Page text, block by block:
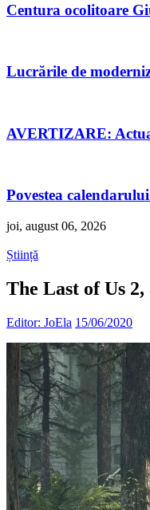
Centura ocolitoare
Lucrările de
AVERTIZARE:
Povestea
joi, august 06, 2026
Știință
The Last of Us
Editor: JoEla 15/06/2020